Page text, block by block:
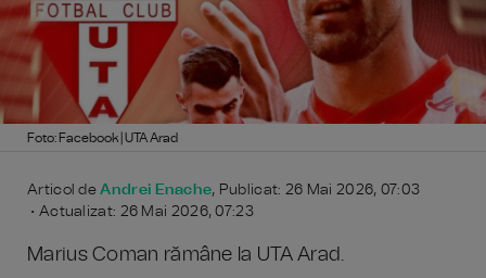
Foto: Facebook | UTA Arad
Articol deAndrei Enache, Publicat: 26 Mai 2026, 07:03
• Actualizat: 26 Mai 2026, 07:23
Marius Coman rămâne la UTA Arad.